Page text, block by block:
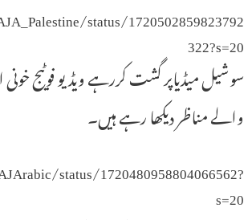
status/1720502859823792
322?s=20
سوشیل میڈیاپر گشت کررہے ویڈیو فوٹیج
والے مناظر دیکھا رہے ہیں۔
status/1720480958804066562?
s=20